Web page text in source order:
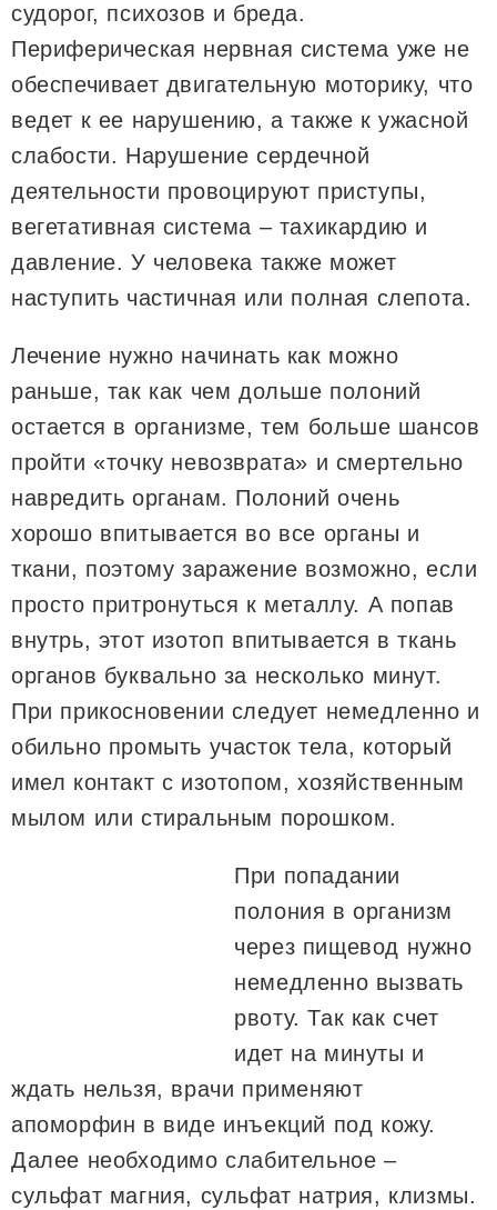
судорог, психозов и бреда.
Периферическая нервная система уже не
обеспечивает двигательную моторику, что
ведет к ее нарушению, а также к ужасной
слабости. Нарушение сердечной
деятельности провоцируют приступы,
вегетативная система – тахикардию и
давление. У человека также может
наступить частичная или полная слепота.
Лечение нужно начинать как можно
раньше, так как чем дольше полоний
остается в организме, тем больше шансов
пройти «точку невозврата» и смертельно
навредить органам. Полоний очень
хорошо впитывается во все органы и
ткани, поэтому заражение возможно, если
просто притронуться к металлу. А попав
внутрь, этот изотоп впитывается в ткань
органов буквально за несколько минут.
При прикосновении следует немедленно и
обильно промыть участок тела, который
имел контакт с изотопом, хозяйственным
мылом или стиральным порошком.
При попадании
полония в организм
через пищевод нужно
немедленно вызвать
рвоту. Так как счет
идет на минуты и
ждать нельзя, врачи применяют
апоморфин в виде инъекций под кожу.
Далее необходимо слабительное –
сульфат магния, сульфат натрия, клизмы.